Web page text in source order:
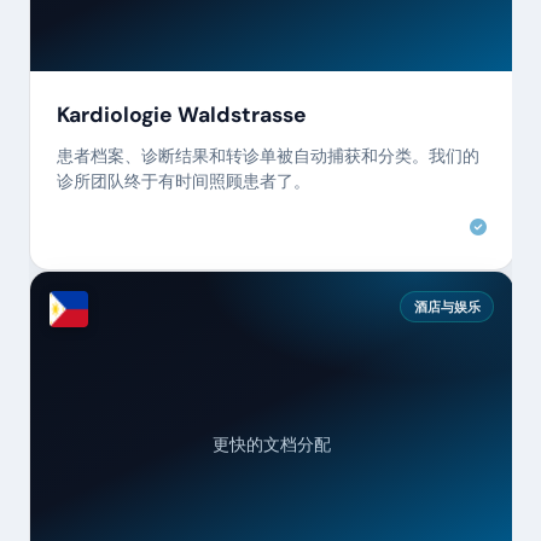
Kardiologie Waldstrasse
患者档案、诊断结果和转诊单被自动捕获和分类。我们的
诊所团队终于有时间照顾患者了。
酒店与娱乐
更快的文档分配